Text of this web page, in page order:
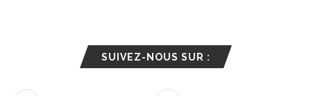
SUIVEZ-NOUS SUR :